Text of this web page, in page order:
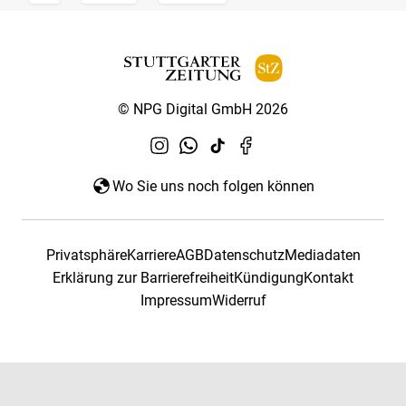
© NPG Digital GmbH 2026
Wo Sie uns noch folgen können
PrivatsphäreKarriereAGBDatenschutzMediadaten
Erklärung zur BarrierefreiheitKündigungKontakt
ImpressumWiderruf